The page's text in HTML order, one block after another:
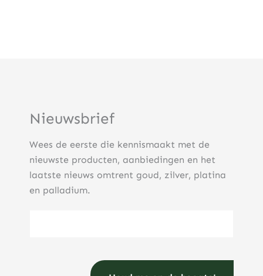
Nieuwsbrief
Wees de eerste die kennismaakt met de
nieuwste producten, aanbiedingen en het
laatste nieuws omtrent goud, zilver, platina
en palladium.